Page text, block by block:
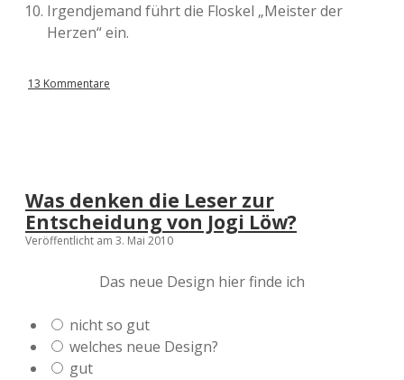
Irgendjemand führt die Floskel „Meister der
Herzen“ ein.
13 Kommentare
Was denken die Leser zur
Entscheidung von Jogi Löw?
Veröffentlicht am 3. Mai 2010
Das neue Design hier finde ich
nicht so gut
welches neue Design?
gut